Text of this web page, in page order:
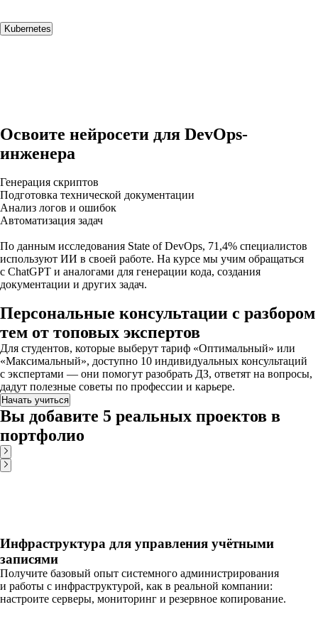
Kubernetes
Освоите нейросети для DevOps-
инженера
Генерация скриптов
Подготовка технической документации
Анализ логов и ошибок
Автоматизация задач
По данным исследования State of DevOps, 71,4% специалистов
используют ИИ в своей работе. На курсе мы учим обращаться
с ChatGPT и аналогами для генерации кода, создания
документации и других задач.
Персональные консультации с разбором
тем от топовых экспертов
Для студентов, которые выберут тариф «Оптимальный» или
«Максимальный», доступно 10 индивидуальных консультаций
с экспертами — они помогут разобрать ДЗ, ответят на вопросы,
дадут полезные советы по профессии и карьере.
Начать учиться
Вы добавите 5 реальных проектов в
портфолио
Инфраструктура для управления учётными
записями
Получите базовый опыт системного администрирования
и работы с инфраструктурой, как в реальной компании:
настроите серверы, мониторинг и резервное копирование.